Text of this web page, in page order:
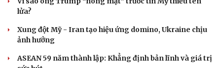
lửa?
Xung đột Mỹ - Iran tạo hiệu ứng domino, Ukraine chịu
ảnh hưởng
ASEAN 59 năm thành lập: Khẳng định bản lĩnh và giá trị